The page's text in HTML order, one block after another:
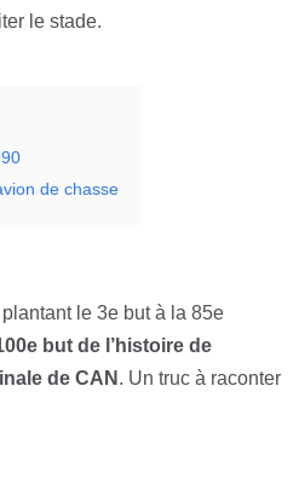
le stade.
de chasse
plantant le 3e but à la 85e
but de l’histoire de
de CAN . Un truc à raconter